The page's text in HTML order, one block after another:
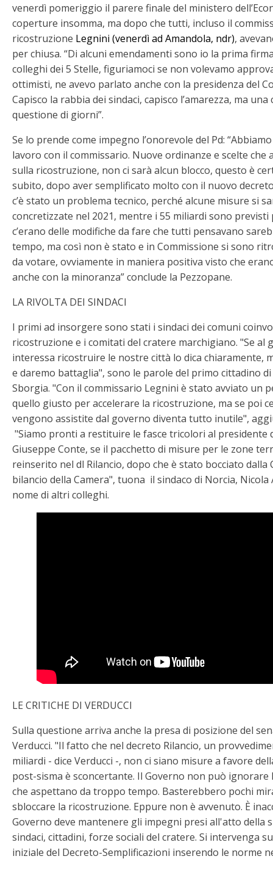
venerdì pomeriggio il parere finale del ministero
coperture insomma, ma dopo che tutti, incluso il
ricostruzione Legnini (venerdì ad Amandola, ndr),
per chiusa. “Di alcuni emendamenti sono io la prima
colleghi dei 5 Stelle, figuriamoci se non volevamo
ottimisti, ne avevo parlato anche con la presidenza del
Capisco la rabbia dei sindaci, capisco l’amarezza, ma una
questione di giorni”.
Se lo prende come impegno l’onorevole del Pd:
lavoro con il commissario. Nuove ordinanze e scelte che
sulla ricostruzione, non ci sarà alcun blocco, questo è
subito, dopo aver semplificato molto con il nuovo
c’è stato un problema tecnico, perché alcune misure si
concretizzate nel 2021, mentre i 55 miliardi sono previsti
c’erano delle modifiche da fare che tutti pensavano
tempo, ma così non è stato e in Commissione si sono
da votare, ovviamente in maniera positiva visto che
anche con la minoranza” conclude la Pezzopane.
LA RIVOLTA DEI SINDACI
I primi ad insorgere sono stati i sindaci dei comuni
ricostruzione e i comitati del cratere marchigiano. "Se al
interessa ricostruire le nostre città lo dica chiaramente,
e daremo battaglia", sono le parole del primo cittadino
Sborgia. "Con il commissario Legnini è stato avviato un
quello giusto per accelerare la ricostruzione, ma se poi
vengono assistite dal governo diventa tutto inutile",
"Siamo pronti a restituire le fasce tricolori al presidente
Giuseppe Conte, se il pacchetto di misure per le zone
reinserito nel dl Rilancio, dopo che è stato bocciato dalla
bilancio della Camera", tuona il sindaco di Norcia, Nicola
nome di altri colleghi.
LE CRITICHE DI VERDUCCI
Sulla questione arriva anche la presa di posizione del
Verducci. "Il fatto che nel decreto Rilancio, un
miliardi - dice Verducci -, non ci siano misure a favore
post-sisma è sconcertante. Il Governo non può
che aspettano da troppo tempo. Basterebbero pochi
sbloccare la ricostruzione. Eppure non è avvenuto. È
Governo deve mantenere gli impegni presi all'atto della
sindaci, cittadini, forze sociali del cratere. Si intervenga
iniziale del Decreto-Semplificazioni inserendo le norme